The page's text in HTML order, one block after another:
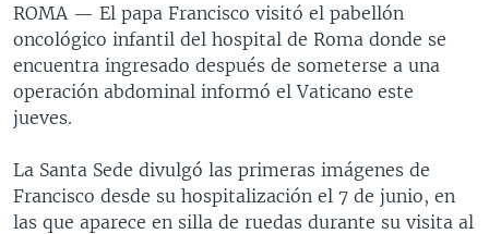
DEPORTIVO INTERNACIONAL
NOTA ECONÓMICA
ENTRETENIMIENTO
Idiomas
ROMA — El papa Francisco visitó el pabellón
oncológico infantil del hospital de Roma donde se
encuentra ingresado después de someterse a una
operación abdominal informó el Vaticano este
jueves.
La Santa Sede divulgó las primeras imágenes de
Francisco desde su hospitalización el 7 de junio, en
las que aparece en silla de ruedas durante su visita al